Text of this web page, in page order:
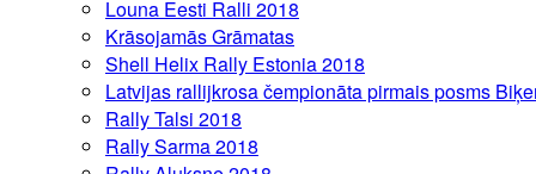
Louna Eesti Ralli 2018
Krāsojamās Grāmatas
Shell Helix Rally Estonia 2018
Latvijas rallijkrosa čempionāta pirmais posms
Rally Talsi 2018
Rally Sarma 2018